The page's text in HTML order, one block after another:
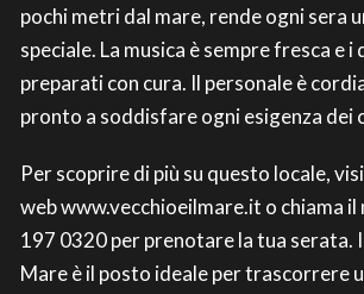
pochi metri dal mare, rende ogni sera
speciale. La musica è sempre fresca e i
preparati con cura. Il personale è
pronto a soddisfare ogni esigenza dei
Per scoprire di più su questo locale,
web www.vecchioeilmare.it o chiama
197 0320 per prenotare la tua serata.
Mare è il posto ideale per trascorrere